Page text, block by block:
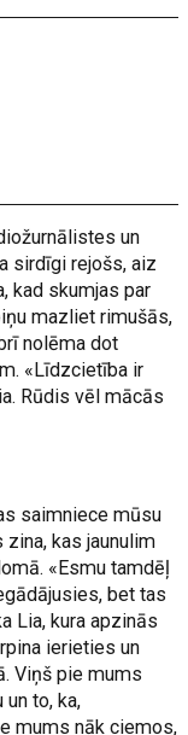
un
sirdīgi rejošs, aiz
kad skumjas par
mazliet rimušās,
nolēma dot
«Līdzcietība ir
Rūdis vēl mācās
saimniece mūsu
kas jaunulim
«Esmu tamdēļ
bet tas
Lia, kura apzinās
ierieties un
Viņš pie mums
to, ka,
mums nāk ciemos,